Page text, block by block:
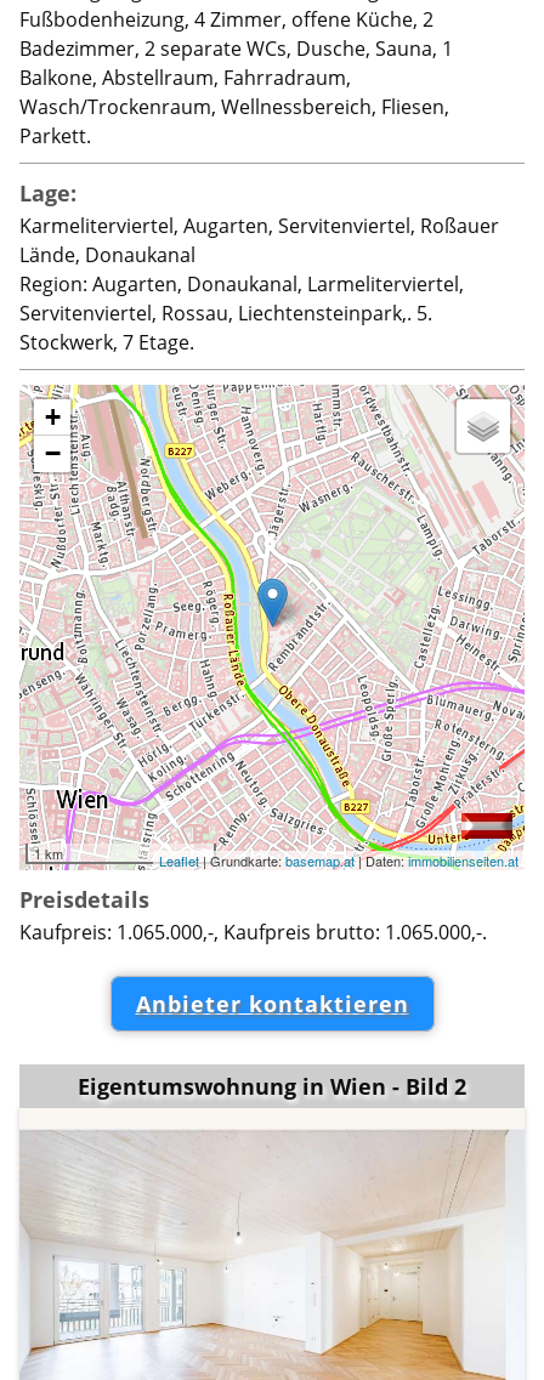
Fußbodenheizung, 4 Zimmer, offene Küche, 2
Badezimmer, 2 separate WCs, Dusche, Sauna, 1
Balkone, Abstellraum, Fahrradraum,
Wasch/Trockenraum, Wellnessbereich, Fliesen,
Parkett.
Lage:
Karmeliterviertel, Augarten, Servitenviertel, Roßauer
Lände, Donaukanal
Region: Augarten, Donaukanal, Larmeliterviertel,
Servitenviertel, Rossau, Liechtensteinpark,. 5.
Stockwerk, 7 Etage.
+
−
1 km Leaflet| Grundkarte:basemap.at| Daten:immobilienseiten.at
Preisdetails
Kaufpreis: 1.065.000,-, Kaufpreis brutto: 1.065.000,-.
Anbieter kontaktieren
Eigentumswohnung in Wien - Bild 2